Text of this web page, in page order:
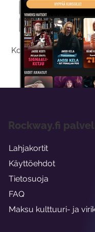
Kokeilemalla
Rockway.fi
Lahjakortit
Käyttöehdot
Tietosuoja
FAQ
Maksu kulttuuri- ja